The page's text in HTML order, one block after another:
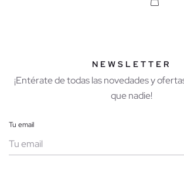
NEWSLETTER
¡Entérate de todas las novedades y
que nadie!
Tu email